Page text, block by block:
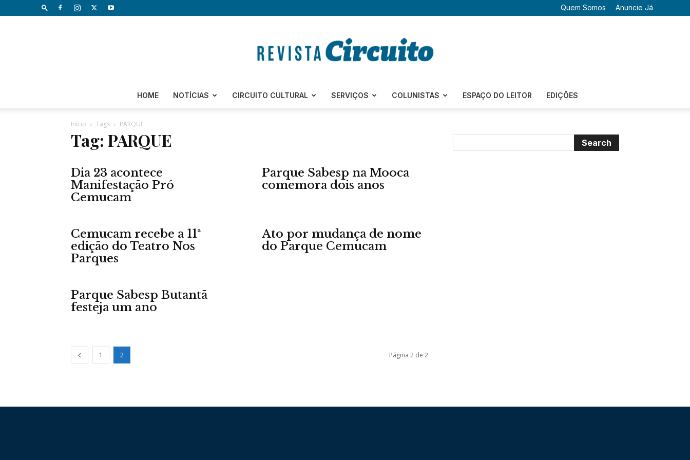
Quem Somos Anuncie Já
Revista
HOME NOTÍCIAS CIRCUITO CULTURAL SERVIÇOS COLUNISTAS ESPAÇO DO LEITOR EDIÇÕES
Início Tags PARQUE
Tag: PARQUE
Dia 23 acontece
Manifestação Pró
Cemucam
Parque Sabesp na Mooca
comemora dois anos
Cemucam recebe a 11ª
edição do Teatro Nos
Parques
Ato por mudança de nome
do Parque Cemucam
Parque Sabesp Butantã
festeja um ano
1 2 Página 2 de 2